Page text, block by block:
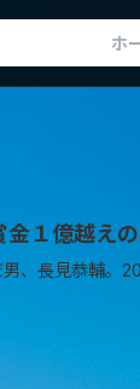
ホ
１億越え
長見恭輔。